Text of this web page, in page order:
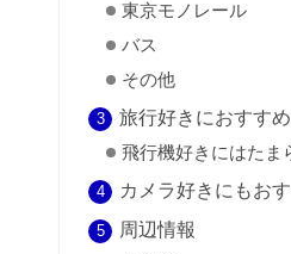
東京モノレール
バス
その他
旅行好きにおすす
飛行機好きにはたま
カメラ好きにもお
周辺情報